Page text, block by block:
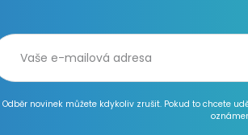
Odběr novinek můžete kdykoliv zrušit. Pokud to chcete